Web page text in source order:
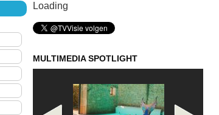
Loading
MULTIMEDIA SPOTLIGHT